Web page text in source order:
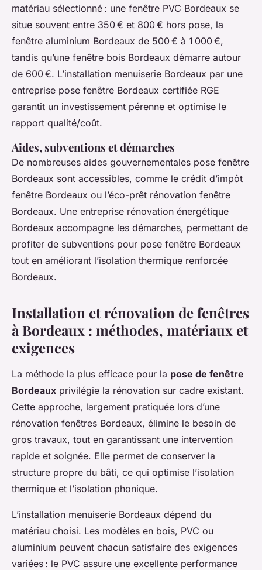
matériau sélectionné : une fenêtre PVC Bordeaux se
situe souvent entre 350 € et 800 € hors pose, la
fenêtre aluminium Bordeaux de 500 € à 1 000 €,
tandis qu’une fenêtre bois Bordeaux démarre autour
de 600 €. L’installation menuiserie Bordeaux par une
entreprise pose fenêtre Bordeaux certifiée RGE
garantit un investissement pérenne et optimise le
rapport qualité/coût.
Aides, subventions et démarches
De nombreuses aides gouvernementales pose fenêtre
Bordeaux sont accessibles, comme le crédit d’impôt
fenêtre Bordeaux ou l’éco-prêt rénovation fenêtre
Bordeaux. Une entreprise rénovation énergétique
Bordeaux accompagne les démarches, permettant de
profiter de subventions pour pose fenêtre Bordeaux
tout en améliorant l’isolation thermique renforcée
Bordeaux.
Installation et rénovation de fenêtres
à Bordeaux : méthodes, matériaux et
exigences
La méthode la plus efficace pour la pose de fenêtre
Bordeaux privilégie la rénovation sur cadre existant.
Cette approche, largement pratiquée lors d’une
rénovation fenêtres Bordeaux, élimine le besoin de
gros travaux, tout en garantissant une intervention
rapide et soignée. Elle permet de conserver la
structure propre du bâti, ce qui optimise l’isolation
thermique et l’isolation phonique.
L’installation menuiserie Bordeaux dépend du
matériau choisi. Les modèles en bois, PVC ou
aluminium peuvent chacun satisfaire des exigences
variées : le PVC assure une excellente performance